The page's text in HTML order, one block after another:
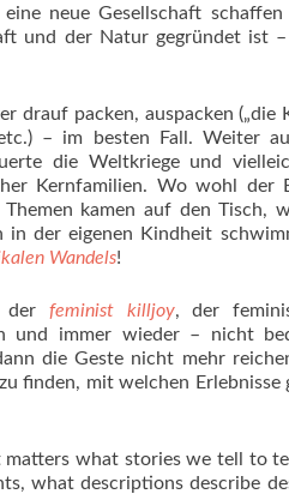
neue Gesellschaft
und der Natur gegründet ist
drauf packen, auspacken („die
etc.) – im besten Fall. Weiter
die Weltkriege und
Kernfamilien. Wo wohl der
kamen auf den Tisch,
der eigenen Kindheit
Wandels!
derfeminist killjoy, der
und immer wieder – nicht
die Geste nicht mehr
finden, mit welchen
what stories we tell to
what descriptions describe